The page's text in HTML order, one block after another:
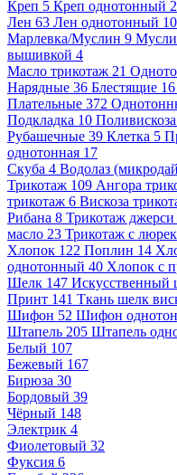
Креп 5 Креп однотонный 2
Лен 63 Лен однотонный 10
Марлевка/Муслин 9
вышивкой 4
Масло трикотаж 21
Нарядные 36 Блестящие 16
Плательные 372
Подкладка 10 Поливискоза
Рубашечные 39 Клетка 5
однотонная 17
Скуба 4 Водолаз
Трикотаж 109 Ангора
трикотаж 6 Вискоза
Рибана 8 Трикотаж джерси
масло 23 Трикотаж с
Хлопок 122 Поплин 14
однотонный 40 Хлопок с
Шелк 147 Искусственный
Принт 141 Ткань шелк
Шифон 52 Шифон
Штапель 205 Штапель
Белый 107
Бежевый 167
Бирюза 30
Бордовый 39
Чёрный 148
Электрик 4
Фиолетовый 32
Фуксия 6